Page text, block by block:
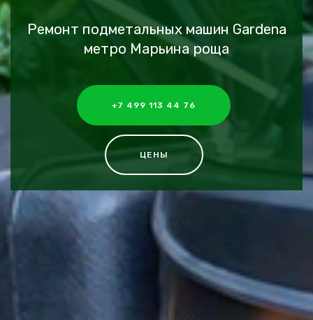
Ремонт подметальных машин Gardena
метро Марьина роща
+7 499 113 44 76
ЦЕНЫ